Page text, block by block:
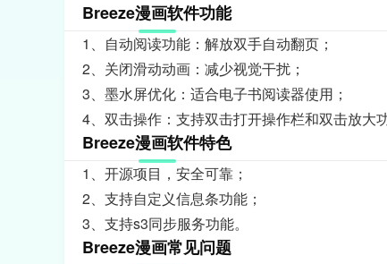
Breeze漫画软件功能
1、自动阅读功能：解放双手自动翻页；
2、关闭滑动动画：减少视觉干扰；
3、墨水屏优化：适合电子书阅读器使用；
4、双击操作：支持双击打开操作栏和双击放大功
Breeze漫画软件特色
1、开源项目，安全可靠；
2、支持自定义信息条功能；
3、支持s3同步服务功能。
Breeze漫画常见问题